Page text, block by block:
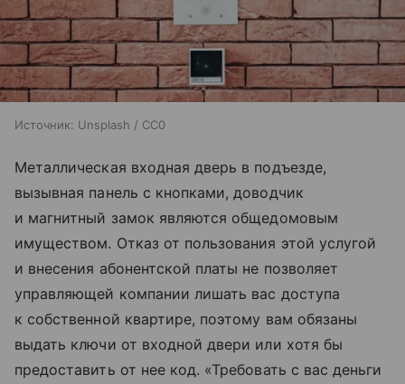
Источник: Unsplash / CC0
Металлическая входная дверь в подъезде,
вызывная панель с кнопками, доводчик
и магнитный замок являются общедомовым
имуществом. Отказ от пользования этой услугой
и внесения абонентской платы не позволяет
управляющей компании лишать вас доступа
к собственной квартире, поэтому вам обязаны
выдать ключи от входной двери или хотя бы
предоставить от нее код. «Требовать с вас деньги